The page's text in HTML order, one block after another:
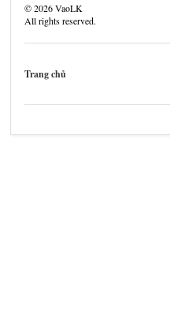
©2026VaoLK
All rights reserved.
Trang chủ